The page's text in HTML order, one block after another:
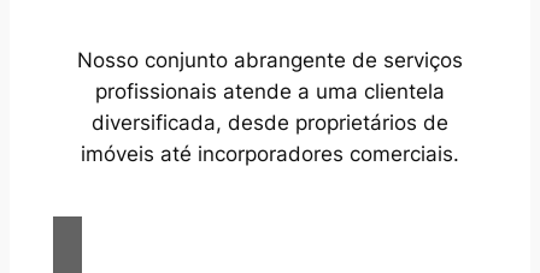
Nosso conjunto abrangente de serviços
profissionais atende a uma clientela
diversificada, desde proprietários de
imóveis até incorporadores comerciais.